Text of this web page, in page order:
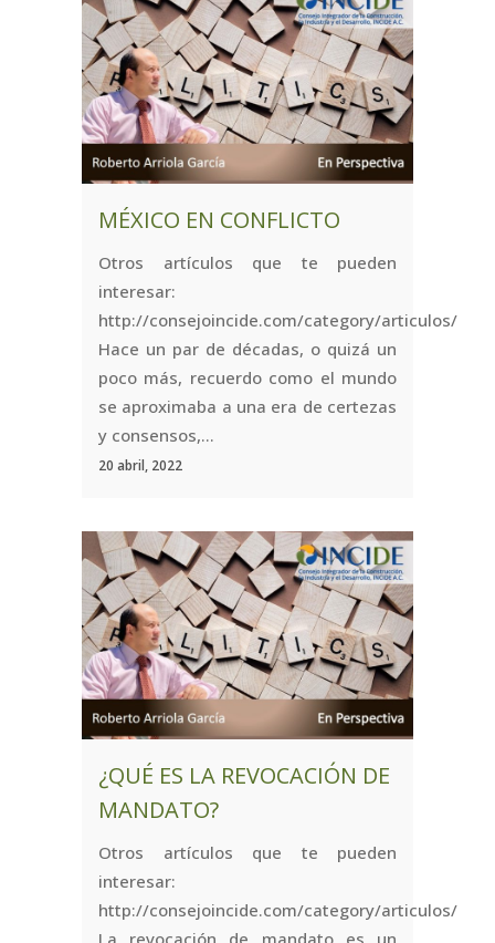
MÉXICO EN CONFLICTO
Otros artículos que te pueden
interesar:
http://consejoincide.com/category/articulos/
Hace un par de décadas, o quizá un
poco más, recuerdo como el mundo
se aproximaba a una era de certezas
y consensos,...
20 abril, 2022
¿QUÉ ES LA REVOCACIÓN DE
MANDATO?
Otros artículos que te pueden
interesar:
http://consejoincide.com/category/articulos/
La revocación de mandato es un